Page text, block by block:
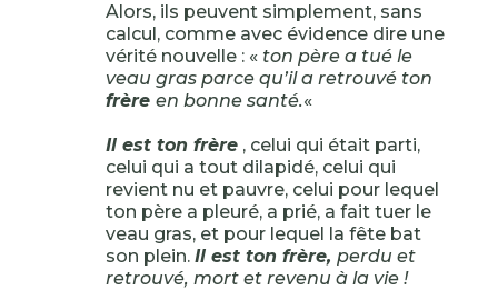
Alors, ils peuvent simplement, sans
calcul, comme avec évidence dire une
vérité nouvelle : « ton père a tué le
veau gras parce qu’il a retrouvé ton
frère en bonne santé.«
Il est ton frère , celui qui était parti,
celui qui a tout dilapidé, celui qui
revient nu et pauvre, celui pour lequel
ton père a pleuré, a prié, a fait tuer le
veau gras, et pour lequel la fête bat
son plein. Il est ton frère, perdu et
retrouvé, mort et revenu à la vie !